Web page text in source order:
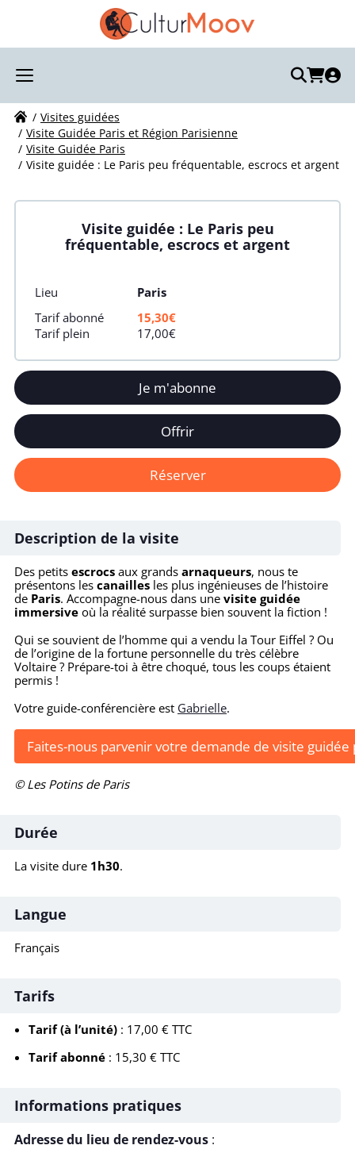
Recherchez votre visite :
Votre recherche
Visites guidées
Visite Guidée Paris et Région Parisienne
Visite Guidée Paris
Visite guidée : Le Paris peu fréquentable, escrocs et argent
Visite guidée : Le Paris peu
fréquentable, escrocs et argent
Lieu
Paris
Tarif abonné
15,30€
Tarif plein
17,00€
Je m'abonne
Offrir
Réserver
Description de la visite
Des petits escrocs aux grands arnaqueurs, nous te
présentons les canailles les plus ingénieuses de l’histoire
de Paris. Accompagne-nous dans une visite guidée
immersive où la réalité surpasse bien souvent la fiction !
Qui se souvient de l’homme qui a vendu la Tour Eiffel ? Ou
de l’origine de la fortune personnelle du très célèbre
Voltaire ? Prépare-toi à être choqué, tous les coups étaient
permis !
Votre guide-conférencière est Gabrielle.
Faites-nous parvenir votre demande de visite guidée
© Les Potins de Paris
Durée
La visite dure 1h30.
Langue
Français
Tarifs
Tarif (à l’unité) : 17,00 € TTC
Tarif abonné : 15,30 € TTC
Informations pratiques
Adresse du lieu de rendez-vous :